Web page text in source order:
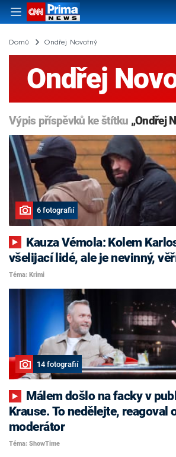
Domů Ondřej Novotný
Ondřej
Výpis příspěvků ke štítku „Ondřej
6 fotografií
všelijací lidé, ale je nevinný,
Téma: Krimi
14 fotografií
Krause. To nedělejte, reagoval
moderátor
Téma: ShowTime